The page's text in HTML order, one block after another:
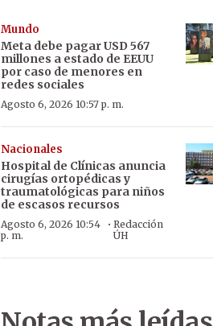
Mundo
Meta debe pagar USD 567
millones a estado de EEUU
por caso de menores en
redes sociales
Agosto 6, 2026 10:57 p. m.
Nacionales
Hospital de Clínicas anuncia
cirugías ortopédicas y
traumatológicas para niños
de escasos recursos
Agosto 6, 2026 10:54
p. m.
· Redacción
ÚH